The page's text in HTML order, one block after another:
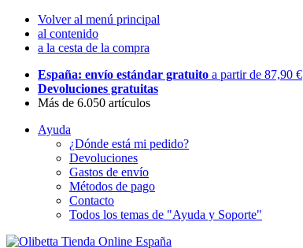
Volver al menú principal
al contenido
a la cesta de la compra
España: envío estándar gratuito a partir de 87,90 €
Devoluciones gratuitas
Más de 6.050 artículos
Ayuda
¿Dónde está mi pedido?
Devoluciones
Gastos de envío
Métodos de pago
Contacto
Todos los temas de "Ayuda y Soporte"